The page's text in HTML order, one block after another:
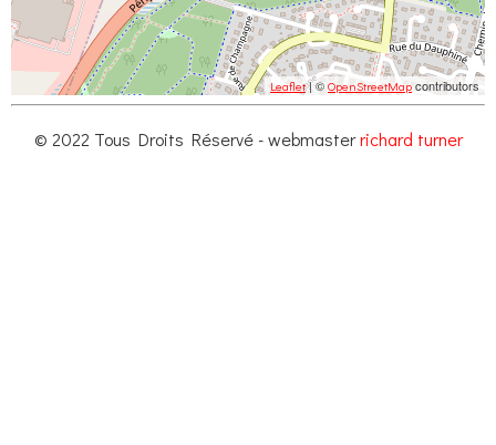
Leaflet| © OpenStreetMap contributors
© 2022 Tous Droits Réservé - webmasterrichard turner